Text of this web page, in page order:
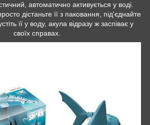
автоматично активується у воді.
дістаньте її з паковання, під'єднайте
її у воду, акула відразу ж заспіває у
своїх справах.